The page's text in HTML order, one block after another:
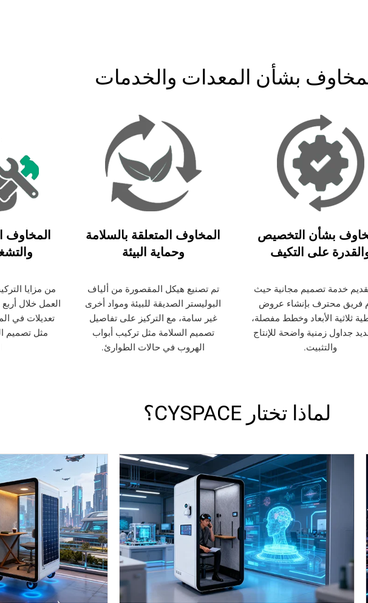
بشأن المعدات والخدمات
بشأن التخصيص
على التكيف
خدمة تصميم مجانية حيث
فريق محترف بإنشاء عروض
ثلاثية الأبعاد وخطط مفصلة،
جداول زمنية واضحة للإنتاج
والتثبيت.
المخاوف المتعلقة بالسلامة
وحماية البيئة
تم تصنيع هيكل المقصورة من ألياف
البوليستر الصديقة للبيئة ومواد أخرى
غير سامة، مع التركيز على تفاصيل
تصميم السلامة مثل تركيب أبواب
الهروب في حالات الطوارئ.
المخاوف
من مزايا
العمل خلال
تعديلات في
مثل تصميم
لماذا تختار CYSPACE؟